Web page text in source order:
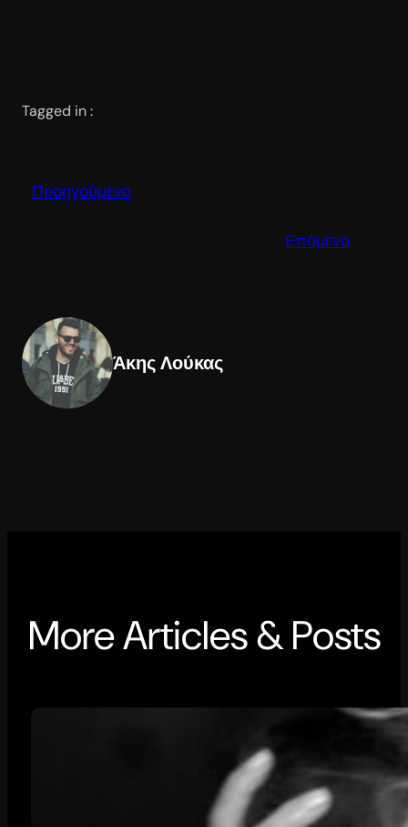
Tagged in :
Προηγούμενο
Επόμενο
Άκης Λούκας
More Articles & Posts